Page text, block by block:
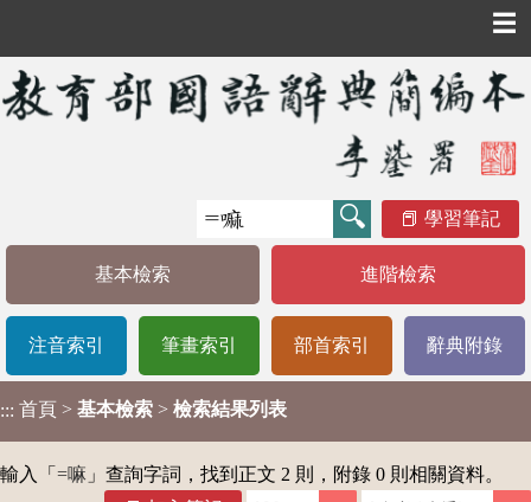
☰
學習筆記
基本檢索 進階檢索
注音索引 筆畫索引 部首索引 辭典附錄
::: 首頁 > 基本檢索 > 檢索結果列表
輸入「 =嘛 」查詢字詞，找到正文 2 則，附錄 0 則相關資料。